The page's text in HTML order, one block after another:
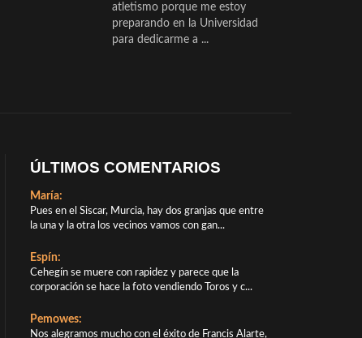
atletismo porque me estoy
preparando en la Universidad
para dedicarme a ...
ÚLTIMOS COMENTARIOS
María:
Pues en el Siscar, Murcia, hay dos granjas que entre
la una y la otra los vecinos vamos con gan...
Espín:
Cehegín se muere con rapidez y parece que la
corporación se hace la foto vendiendo Toros y c...
Pemowes:
Nos alegramos mucho con el éxito de Francis Alarte,